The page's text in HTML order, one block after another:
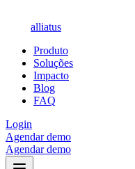
alliatus
Produto
Soluções
Impacto
Blog
FAQ
Login
Agendar demo
Agendar demo